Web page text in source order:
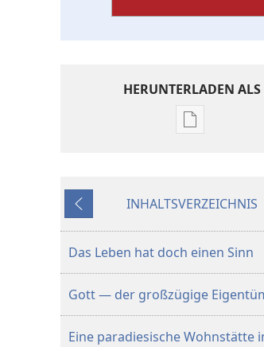
HERUNTERLADEN ALS
Leben
doch
einen
Zurück
INHALTSVERZEICHNIS
Das Leben hat doch einen Sinn
Gott — der großzügige
Eine paradiesische Wohnstätte